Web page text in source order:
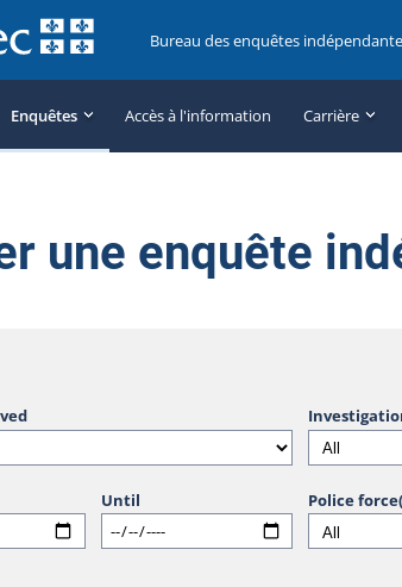
Bureau des enquêtes
Enquêtes Accès à l'information Carrière
une enquête
Until Police